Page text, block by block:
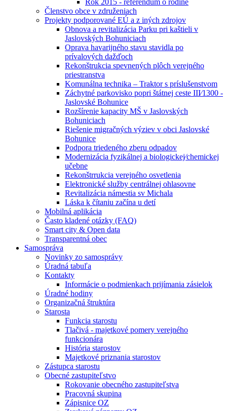
Rok 2015 - referendum o rodine
Členstvo obce v združeniach
Projekty podporované EÚ a z iných zdrojov
Obnova a revitalizácia Parku pri kaštieli v
Jaslovských Bohuniciach
Oprava havarijného stavu stavidla po
prívalových dažďoch
Rekonštrukcia spevnených plôch verejného
priestranstva
Komunálna technika – Traktor s príslušenstvom
Záchytné parkovisko popri štátnej ceste III⁄1300 -
Jaslovské Bohunice
Rozšírenie kapacity MŠ v Jaslovských
Bohuniciach
Riešenie migračných výziev v obci Jaslovské
Bohunice
Podpora triedeného zberu odpadov
Modernizácia fyzikálnej a biologickej⁄chemickej
učebne
Rekonštrrukcia verejného osvetlenia
Elektronické služby centrálnej ohlasovne
Revitalizácia námestia sv Michala
Láska k čítaniu začína u detí
Mobilná aplikácia
Často kladené otázky (FAQ)
Smart city & Open data
Transparentná obec
Samospráva
Novinky zo samosprávy
Úradná tabuľa
Kontakty
Informácie o podmienkach prijímania zásielok
Úradné hodiny
Organizačná štruktúra
Starosta
Funkcia starostu
Tlačivá - majetkové pomery verejného
funkcionára
História starostov
Majetkové priznania starostov
Zástupca starostu
Obecné zastupiteľstvo
Rokovanie obecného zastupiteľstva
Pracovná skupina
Zápisnice OZ